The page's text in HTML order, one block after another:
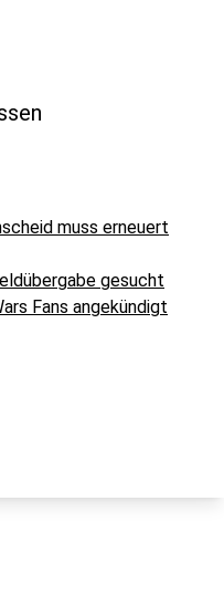
muss erneuert
gesucht
Fans angekündigt